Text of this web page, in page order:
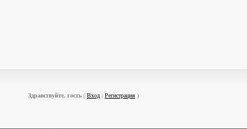
Здравствуйте, гость( Вход| Регистрация)